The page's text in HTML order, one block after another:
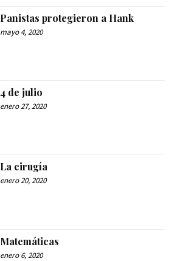
Panistas protegieron a Hank
mayo 4, 2020
4 de julio
enero 27, 2020
La cirugía
enero 20, 2020
Matemáticas
enero 6, 2020